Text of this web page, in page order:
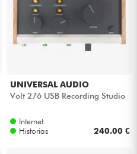
UNIVERSAL AUDIO
Volt 276 USB Recording Studio
Internet
Historias
240.00 €